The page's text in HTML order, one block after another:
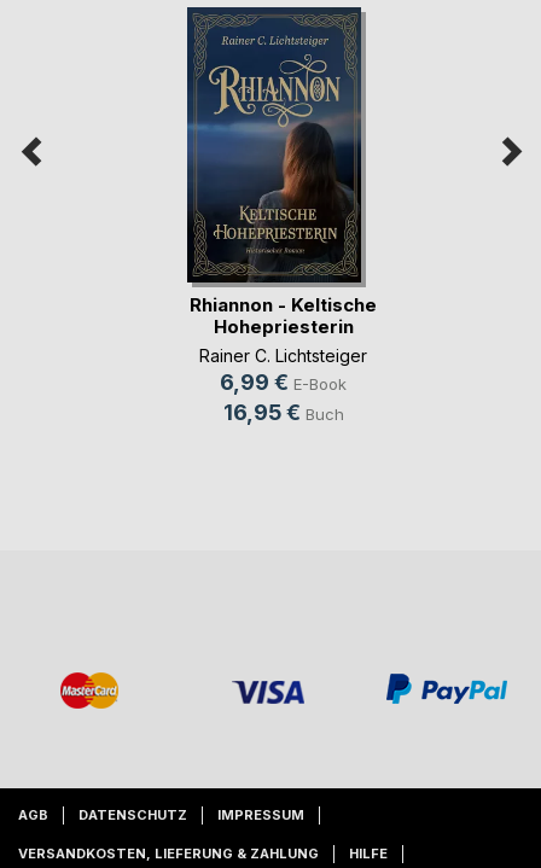
Rhiannon - Keltische
Hohepriesterin
Rainer C. Lichtsteiger
6,99 € E-Book
16,95 € Buch
AGB DATENSCHUTZ IMPRESSUM
VERSANDKOSTEN, LIEFERUNG & ZAHLUNG HILFE